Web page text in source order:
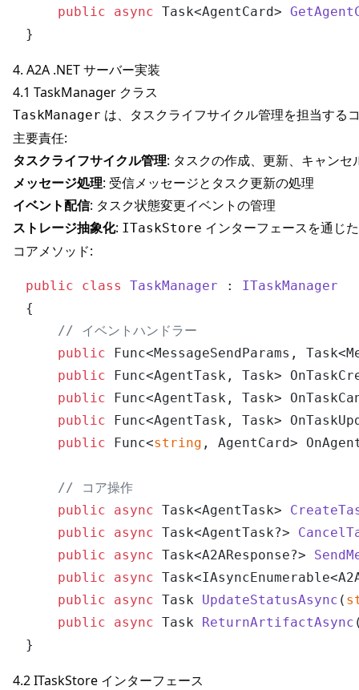
public async Task<AgentCard>
4. A2A .NET サーバー実装
4.1 TaskManager クラス
TaskManager は、タスクライフサイクル管理を担当する
主要責任:
タスクライフサイクル管理: タスクの作成、更新、キャンセ
メッセージ処理: 受信メッセージとタスク更新の処理
イベント配信: タスク状態変更イベントの管理
ストレージ抽象化: ITaskStore インターフェースを通じ
コアメソッド:
public class TaskManager : ITaskManager
{
// イベントハンドラー
public Func<MessageSendParams,
public Func<AgentTask, Task>
public Func<AgentTask, Task>
public Func<AgentTask, Task>
public Func<string , AgentCard>
// コア操作
public
async Task<AgentTask>
public
async Task<AgentTask?>
public
async Task<A2AResponse?>
public
async
public
async Task UpdateStatusAsync (
public
async Task ReturnArtifactAsync
4.2 ITaskStore インターフェース